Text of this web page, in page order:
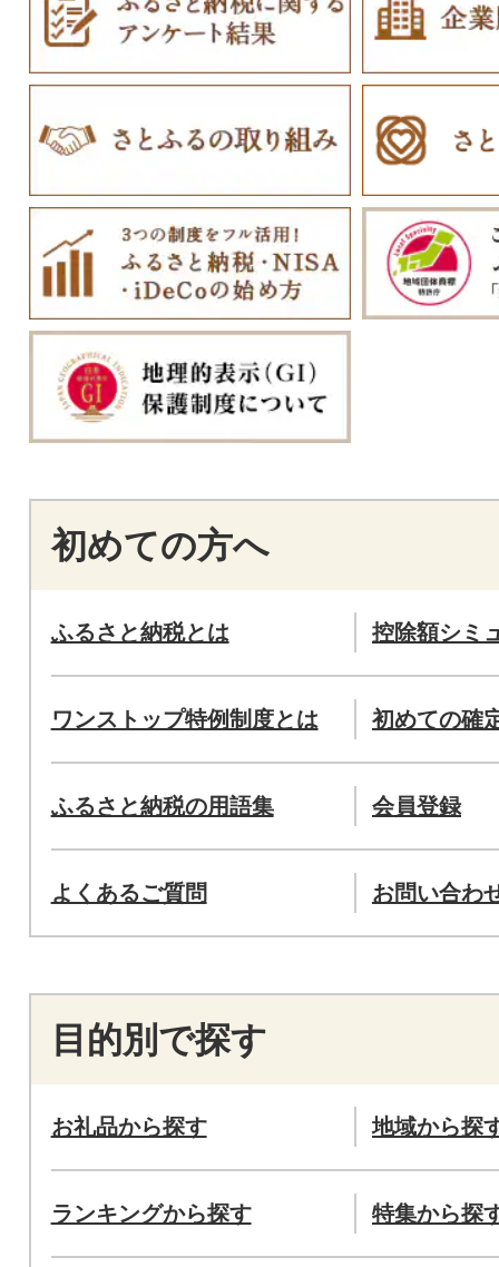
初めての方へ
ふるさと納税とは 控除額シミ
ワンストップ特例制度とは 初めての確
ふるさと納税の用語集 会員登録
よくあるご質問 お問い合わ
目的別で探す
お礼品から探す 地域から探
ランキングから探す 特集から探